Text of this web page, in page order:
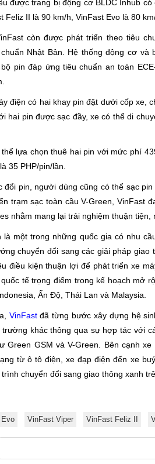
được trang bị động cơ BLDC Inhub
Feliz II là 90 km/h, VinFast Evo là 80
còn được phát triển theo tiêu
Nhật Bản. Hệ thống động cơ
pin đáp ứng tiêu chuẩn an toàn
điện có hai khay pin đặt dưới cốp xe,
hai pin được sạc đầy, xe có thể di
lựa chọn thuê hai pin với mức phí
35 PHP/pin/lần.
đổi pin, người dùng cũng có thể sạc
trạm sạc toàn cầu V-Green, VinFast
nhằm mang lại trải nghiệm thuận
là một trong những quốc gia có nhu
chuyển đổi sang các giải pháp
điều kiện thuận lợi để phát triển xe
tế trọng điểm trong kế hoạch mở
Ấn Độ, Thái Lan và Malaysia.
VinFastđã từng bước xây dựng hệ
khác thông qua sự hợp tác với
Green GSM và V-Green. Bên cạnh
từ ô tô điện, xe đạp điện đến xe
chuyển đổi sang giao thông xanh
VinFast Viper VinFast Feliz II